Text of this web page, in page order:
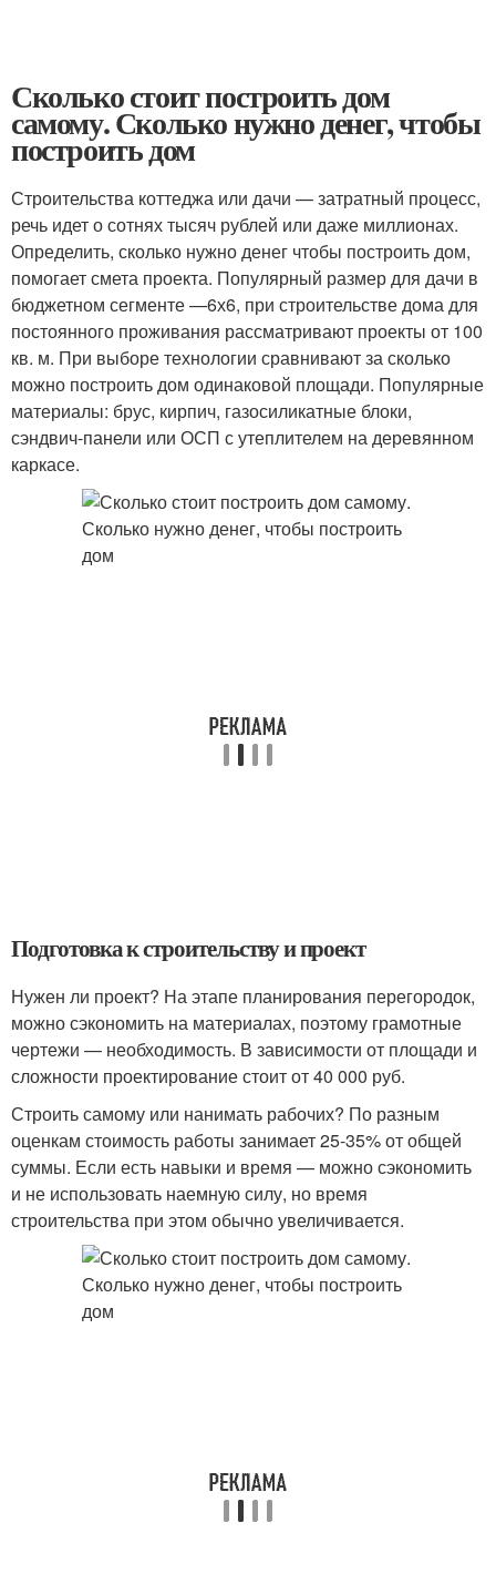
Сколько стоит построить дом
самому. Сколько нужно денег, чтобы
построить дом
Строительства коттеджа или дачи — затратный процесс,
речь идет о сотнях тысяч рублей или даже миллионах.
Определить, сколько нужно денег чтобы построить дом,
помогает смета проекта. Популярный размер для дачи в
бюджетном сегменте —6х6, при строительстве дома для
постоянного проживания рассматривают проекты от 100
кв. м. При выборе технологии сравнивают за сколько
можно построить дом одинаковой площади. Популярные
материалы: брус, кирпич, газосиликатные блоки,
сэндвич-панели или ОСП с утеплителем на деревянном
каркасе.
Подготовка к строительству и проект
Нужен ли проект? На этапе планирования перегородок,
можно сэкономить на материалах, поэтому грамотные
чертежи — необходимость. В зависимости от площади и
сложности проектирование стоит от 40 000 руб.
Строить самому или нанимать рабочих? По разным
оценкам стоимость работы занимает 25-35% от общей
суммы. Если есть навыки и время — можно сэкономить
и не использовать наемную силу, но время
строительства при этом обычно увеличивается.